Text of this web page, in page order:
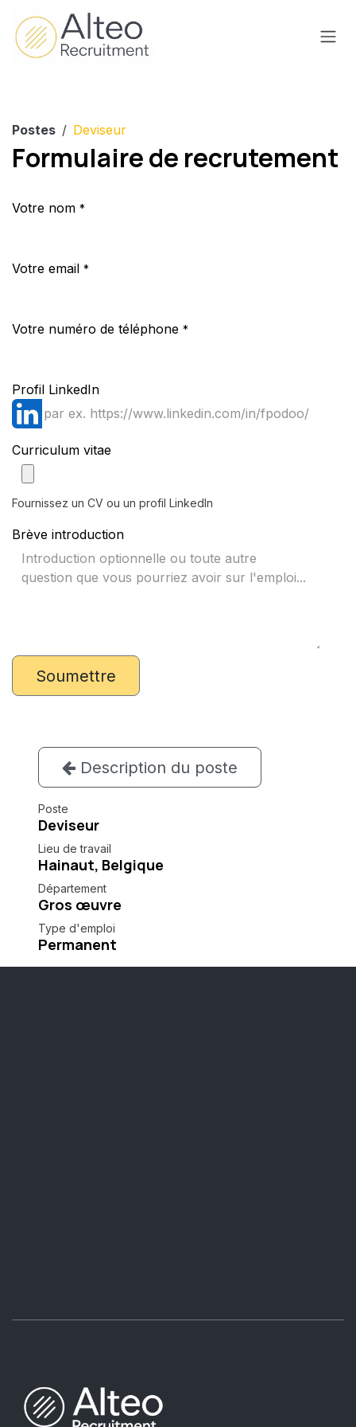
Se rendre au contenu
Postes Deviseur
Formulaire de recrutement
Votre nom *
Votre email *
Votre numéro de téléphone *
Profil LinkedIn
Curriculum vitae
Fournissez un CV ou un profil LinkedIn
Brève introduction
Soumettre
Description du poste
Poste
Deviseur
Lieu de travail
Hainaut, Belgique
Département
Gros œuvre
Type d'emploi
Permanent